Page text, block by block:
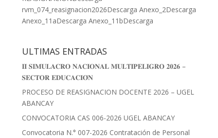
rvm_074_reasignacion2026Descarga Anexo_2Descarga
Anexo_11aDescarga Anexo_11bDescarga
ULTIMAS ENTRADAS
𝐈𝐈 𝐒𝐈𝐌𝐔𝐋𝐀𝐂𝐑𝐎 𝐍𝐀𝐂𝐈𝐎𝐍𝐀𝐋 𝐌𝐔𝐋𝐓𝐈𝐏𝐄𝐋𝐈𝐆𝐑𝐎 𝟐𝟎𝟐𝟔 –
𝐒𝐄𝐂𝐓𝐎𝐑 𝐄𝐃𝐔𝐂𝐀𝐂𝐈𝐎́𝐍
PROCESO DE REASIGNACION DOCENTE 2026 – UGEL
ABANCAY
CONVOCATORIA CAS 006-2026 UGEL ABANCAY
Convocatoria N.° 007-2026 Contratación de Personal